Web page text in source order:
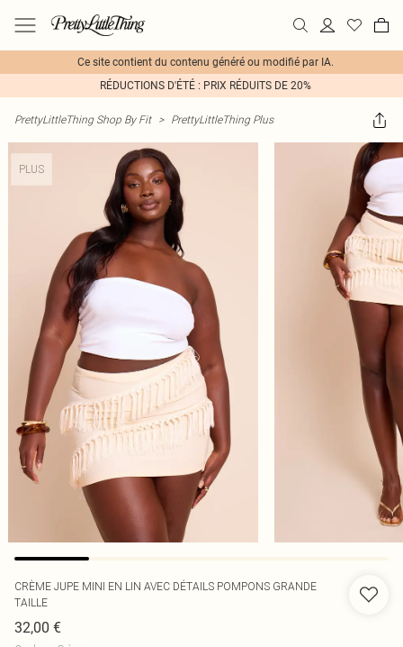
Ce site contient du contenu généré ou modifié par IA.
RÉDUCTIONS D'ÉTÉ : PRIX RÉDUITS DE 20%
PrettyLittleThing Shop By Fit > PrettyLittleThing Plus
PLUS
CRÈME JUPE MINI EN LIN AVEC DÉTAILS POMPONS GRANDE
TAILLE
32,00 €